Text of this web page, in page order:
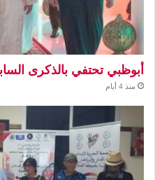
أبوظبي تحتفي بالذكرى
منذ 4 أيام